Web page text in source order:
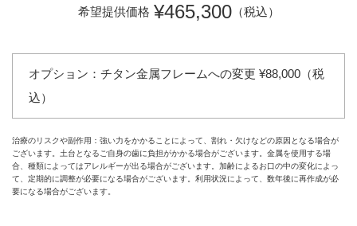
希望提供価格 ¥465,300（税込）
オプション：チタン金属フレームへの変更 ¥88,000（税
込）
治療のリスクや副作用：強い力をかかることによって、割れ・欠けなどの原因となる場合が
ございます。土台となるご自身の歯に負担がかかる場合がございます。金属を使用する場
合、種類によってはアレルギーが出る場合がございます。加齢によるお口の中の変化によっ
て、定期的に調整が必要になる場合がございます。利用状況によって、数年後に再作成が必
要になる場合がございます。